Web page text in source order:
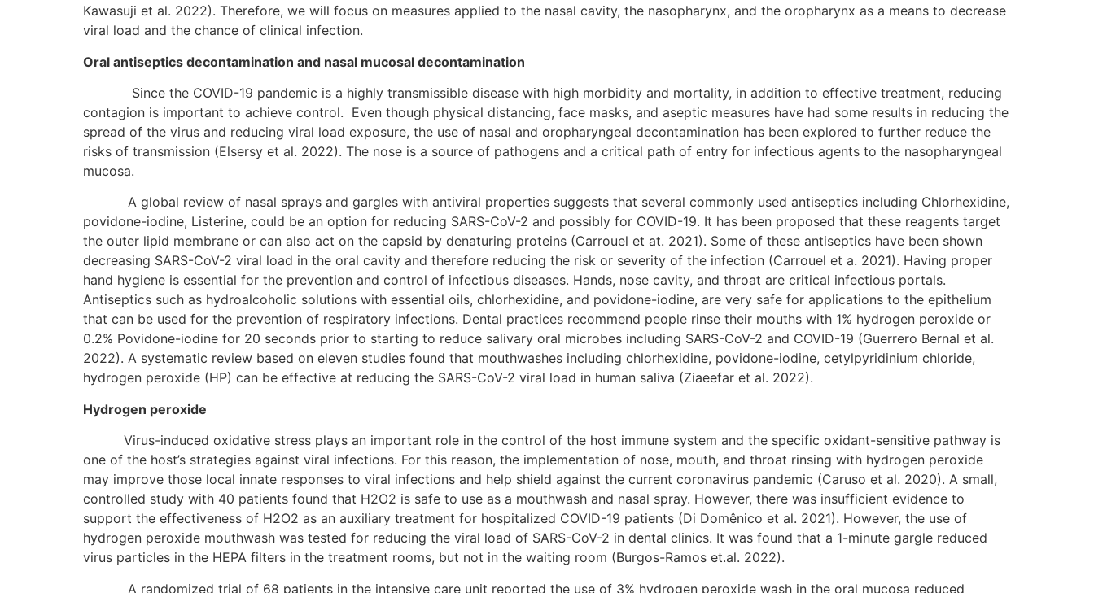
Kawasuji et al. 2022). Therefore, we will focus on measures applied to the nasal cavity, the nasopharynx, and the oropharynx as a means to decrease
viral load and the chance of clinical infection.
Oral antiseptics decontamination and nasal mucosal decontamination
Since the COVID-19 pandemic is a highly transmissible disease with high morbidity and mortality, in addition to effective treatment, reducing
contagion is important to achieve control. Even though physical distancing, face masks, and aseptic measures have had some results in reducing the
spread of the virus and reducing viral load exposure, the use of nasal and oropharyngeal decontamination has been explored to further reduce the
risks of transmission (Elsersy et al. 2022). The nose is a source of pathogens and a critical path of entry for infectious agents to the nasopharyngeal
mucosa.
A global review of nasal sprays and gargles with antiviral properties suggests that several commonly used antiseptics including Chlorhexidine,
povidone-iodine, Listerine, could be an option for reducing SARS-CoV-2 and possibly for COVID-19. It has been proposed that these reagents target
the outer lipid membrane or can also act on the capsid by denaturing proteins (Carrouel et at. 2021). Some of these antiseptics have been shown
decreasing SARS-CoV-2 viral load in the oral cavity and therefore reducing the risk or severity of the infection (Carrouel et a. 2021). Having proper
hand hygiene is essential for the prevention and control of infectious diseases. Hands, nose cavity, and throat are critical infectious portals.
Antiseptics such as hydroalcoholic solutions with essential oils, chlorhexidine, and povidone-iodine, are very safe for applications to the epithelium
that can be used for the prevention of respiratory infections. Dental practices recommend people rinse their mouths with 1% hydrogen peroxide or
0.2% Povidone-iodine for 20 seconds prior to starting to reduce salivary oral microbes including SARS-CoV-2 and COVID-19 (Guerrero Bernal et al.
2022). A systematic review based on eleven studies found that mouthwashes including chlorhexidine, povidone-iodine, cetylpyridinium chloride,
hydrogen peroxide (HP) can be effective at reducing the SARS-CoV-2 viral load in human saliva (Ziaeefar et al. 2022).
Hydrogen peroxide
Virus-induced oxidative stress plays an important role in the control of the host immune system and the specific oxidant-sensitive pathway is
one of the host’s strategies against viral infections. For this reason, the implementation of nose, mouth, and throat rinsing with hydrogen peroxide
may improve those local innate responses to viral infections and help shield against the current coronavirus pandemic (Caruso et al. 2020). A small,
controlled study with 40 patients found that H2O2 is safe to use as a mouthwash and nasal spray. However, there was insufficient evidence to
support the effectiveness of H2O2 as an auxiliary treatment for hospitalized COVID-19 patients (Di Domênico et al. 2021). However, the use of
hydrogen peroxide mouthwash was tested for reducing the viral load of SARS-CoV-2 in dental clinics. It was found that a 1-minute gargle reduced
virus particles in the HEPA filters in the treatment rooms, but not in the waiting room (Burgos-Ramos et.al. 2022).
A randomized trial of 68 patients in the intensive care unit reported the use of 3% hydrogen peroxide wash in the oral mucosa reduced